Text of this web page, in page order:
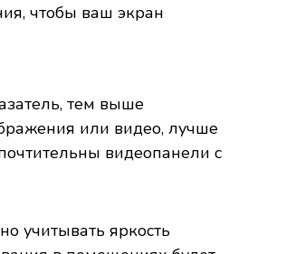
чтобы ваш экран
тем выше
или видео, лучше
видеопанели с
учитывать яркость